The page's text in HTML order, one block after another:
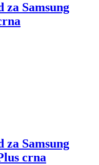
Samsung
Samsung
crna